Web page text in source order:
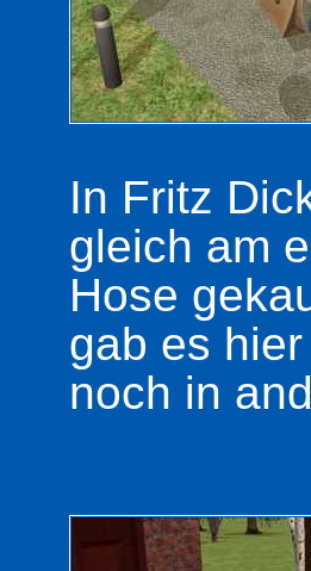
In Fritz
gleich am
Hose
gab es
noch in